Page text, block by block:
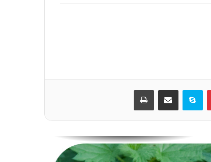
‫پین‌ترست اسکایپ اشتراک گذاری از طریق ایمیل
چای به لیمو
سائیدگی مفاصل( آرتروز )